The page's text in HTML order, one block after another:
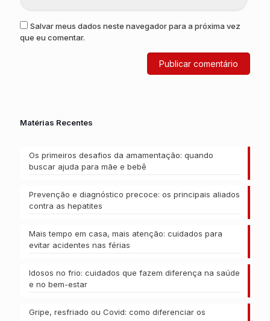
Salvar meus dados neste navegador para a próxima vez
que eu comentar.
Matérias Recentes
Os primeiros desafios da amamentação: quando
buscar ajuda para mãe e bebê
Prevenção e diagnóstico precoce: os principais aliados
contra as hepatites
Mais tempo em casa, mais atenção: cuidados para
evitar acidentes nas férias
Idosos no frio: cuidados que fazem diferença na saúde
e no bem-estar
Gripe, resfriado ou Covid: como diferenciar os